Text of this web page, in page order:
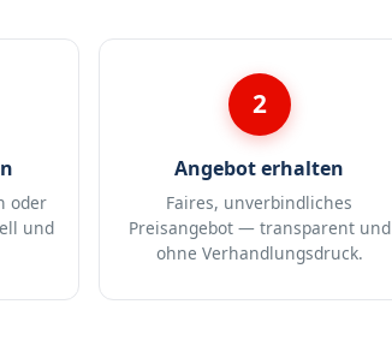
oder
und
2
Angebot erhalten
Faires, unverbindliches
Preisangebot — transparent und
ohne Verhandlungsdruck.